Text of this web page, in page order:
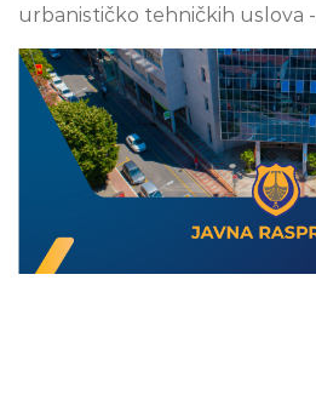
urbanističko tehničkih uslova -